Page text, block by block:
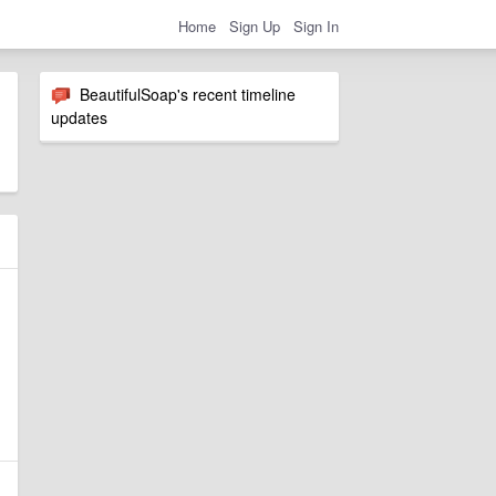
Home Sign Up Sign In
BeautifulSoap's recent timeline
updates